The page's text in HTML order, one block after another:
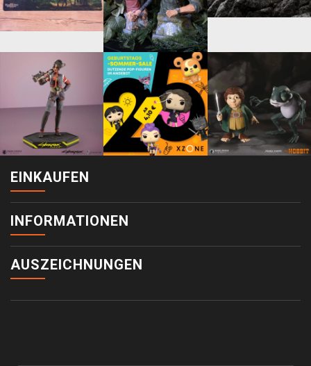
EINKAUFEN
INFORMATIONEN
AUSZEICHNUNGEN